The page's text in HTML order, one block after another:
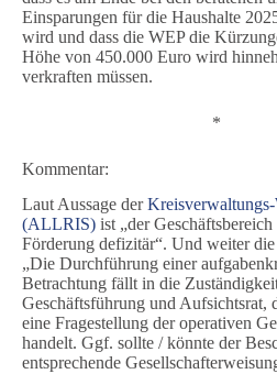
Einsparungen für die Haushalte
wird und dass die WEP die
Höhe von 450.000 Euro wird
verkraften müssen.
*
Kommentar:
Laut Aussage derKreisverwaltungs-
(ALLRIS) ist „der
Förderung defizitär“. Und weiter
„Die Durchführung einer
Betrachtung fällt in die
Geschäftsführung und Aufsichtsrat,
eine Fragestellung der operativen
handelt. Ggf. sollte / könnte der
entsprechende